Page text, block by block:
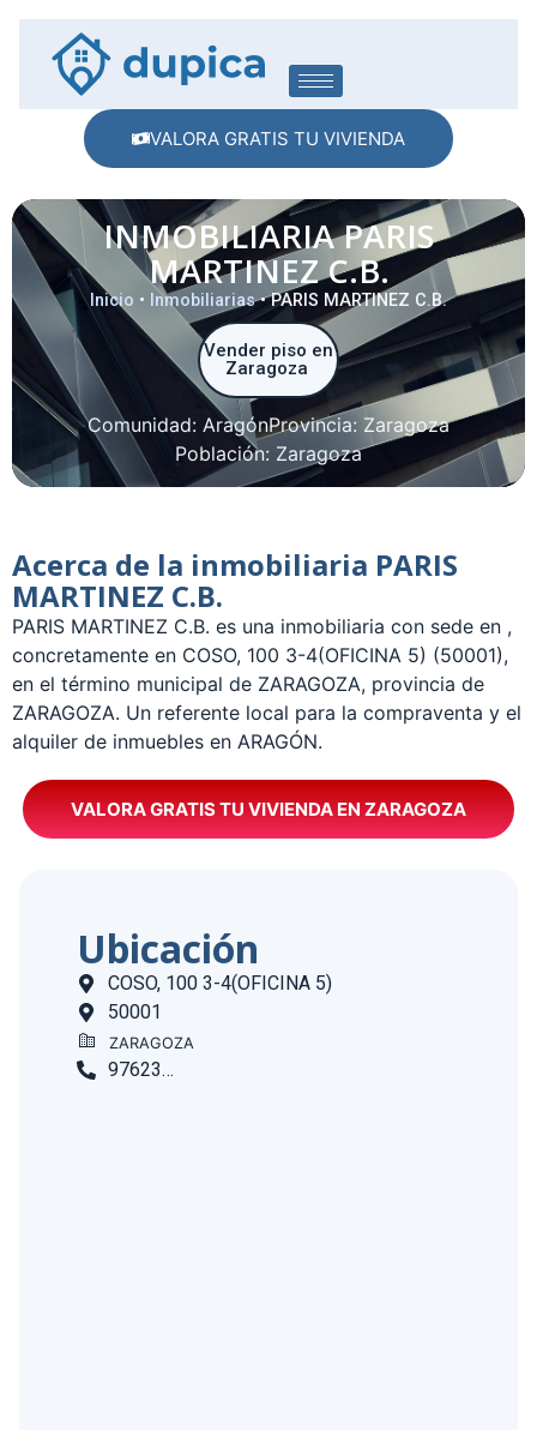
VALORA GRATIS TU VIVIENDA
INMOBILIARIA PARIS
MARTINEZ C.B.
Inicio • Inmobiliarias•PARIS MARTINEZ C.B.
Vender piso en
Zaragoza
Comunidad: AragónProvincia: Zaragoza
Población: Zaragoza
Acerca de la inmobiliaria PARIS
MARTINEZ C.B.
­PARIS MARTINEZ C.B. es una inmobiliaria con sede en ,
concretamente en COSO, 100 3-4(OFICINA 5) (50001),
en el término municipal de ZARAGOZA, provincia de
ZARAGOZA. Un referente local para la compraventa y el
alquiler de inmuebles en ARAGÓN.
VALORA GRATIS TU VIVIENDA EN ZARAGOZA
Ubicación
COSO, 100 3-4(OFICINA 5)
50001
ZARAGOZA
976235990